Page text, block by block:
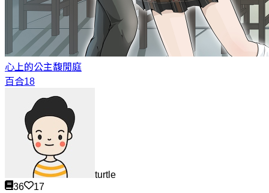
心上的公主馥閒庭
百合18
turtle
36
17